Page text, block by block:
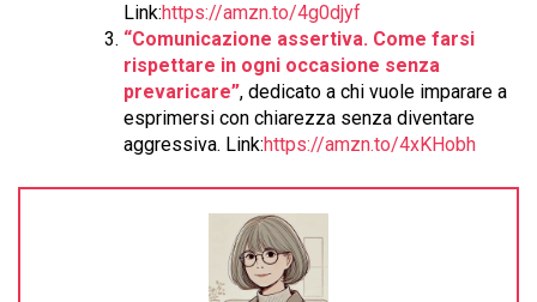
Link:https://amzn.to/4g0djyf
“Comunicazione assertiva. Come farsi
rispettare in ogni occasione senza
prevaricare”, dedicato a chi vuole imparare a
esprimersi con chiarezza senza diventare
aggressiva. Link:https://amzn.to/4xKHobh